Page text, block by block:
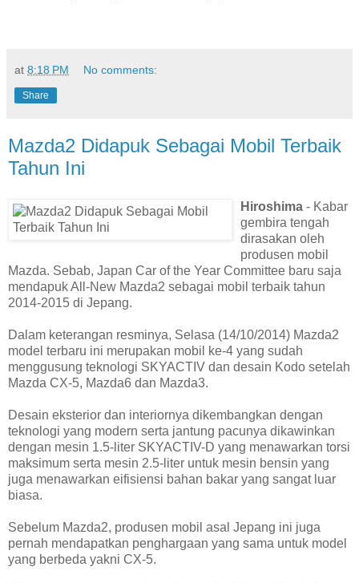
at 8:18 PM No comments:
Share
Mazda2 Didapuk Sebagai Mobil Terbaik
Tahun Ini
Hiroshima - Kabar
gembira tengah
dirasakan oleh
produsen mobil
Mazda. Sebab, Japan Car of the Year Committee baru saja
mendapuk All-New Mazda2 sebagai mobil terbaik tahun
2014-2015 di Jepang.
Dalam keterangan resminya, Selasa (14/10/2014) Mazda2
model terbaru ini merupakan mobil ke-4 yang sudah
menggusung teknologi SKYACTIV dan desain Kodo setelah
Mazda CX-5, Mazda6 dan Mazda3.
Desain eksterior dan interiornya dikembangkan dengan
teknologi yang modern serta jantung pacunya dikawinkan
dengan mesin 1.5-liter SKYACTIV-D yang menawarkan torsi
maksimum serta mesin 2.5-liter untuk mesin bensin yang
juga menawarkan eifisiensi bahan bakar yang sangat luar
biasa.
Sebelum Mazda2, produsen mobil asal Jepang ini juga
pernah mendapatkan penghargaan yang sama untuk model
yang berbeda yakni CX-5.